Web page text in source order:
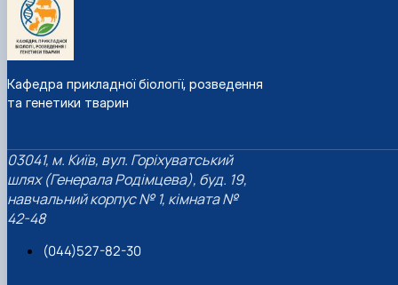
Кафедра прикладної біології, розведення
та генетики тварин
03041, м. Київ, вул. Горіхуватський
шлях (Генерала Родімцева), буд. 19,
навчальний корпус № 1, кімната №
42-48
(044)527-82-30